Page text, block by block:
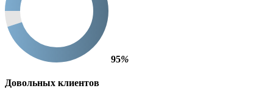
95%
Довольных клиентов